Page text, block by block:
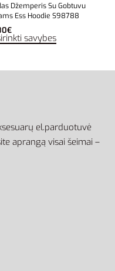
Džemperis Su Gobtuvu
Ess Hoodie S98788
€
savybes
el.parduotuvė
aprangą visai šeimai –